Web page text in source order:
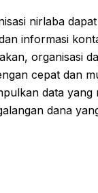
nirlaba
informasi
organisasi
cepat dan
data
dana